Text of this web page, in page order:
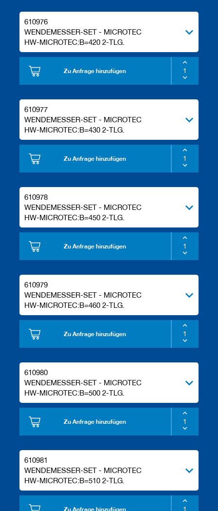
610976
WENDEMESSER-SET - MICROTEC
HW-MICROTEC:B=420 2-TLG.
Zu Anfrage hinzufügen
610977
WENDEMESSER-SET - MICROTEC
HW-MICROTEC:B=430 2-TLG.
Zu Anfrage hinzufügen
610978
WENDEMESSER-SET - MICROTEC
HW-MICROTEC:B=450 2-TLG.
Zu Anfrage hinzufügen
610979
WENDEMESSER-SET - MICROTEC
HW-MICROTEC:B=460 2-TLG.
Zu Anfrage hinzufügen
610980
WENDEMESSER-SET - MICROTEC
HW-MICROTEC:B=500 2-TLG.
Zu Anfrage hinzufügen
610981
WENDEMESSER-SET - MICROTEC
HW-MICROTEC:B=510 2-TLG.
Zu Anfrage hinzufügen